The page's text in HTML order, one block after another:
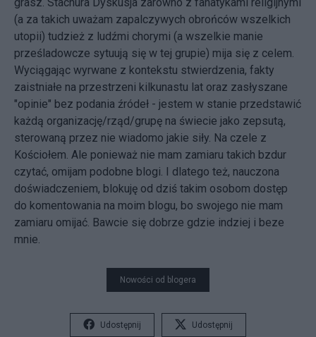
(a za takich uważam zapalczywych obrońców wszelkich
utopii) tudzież z ludźmi chorymi (a wszelkie manie
prześladowcze sytuują się w tej grupie) mija się z celem.
Wyciągając wyrwane z kontekstu stwierdzenia, fakty
zaistniałe na przestrzeni kilkunastu lat oraz zasłyszane
"opinie" bez podania źródeł - jestem w stanie przedstawić
każdą organizację/rząd/grupę na świecie jako zepsutą,
sterowaną przez nie wiadomo jakie siły. Na czele z
Kościołem. Ale ponieważ nie mam zamiaru takich bzdur
czytać, omijam podobne blogi. I dlatego też, nauczona
doświadczeniem, blokuję od dziś takim osobom dostęp
do komentowania na moim blogu, bo swojego nie mam
zamiaru omijać. Bawcie się dobrze gdzie indziej i beze
mnie.
Nowości od blogera
Udostępnij Udostępnij